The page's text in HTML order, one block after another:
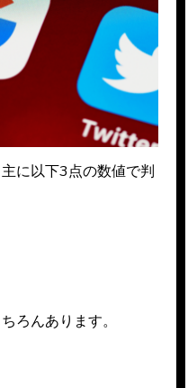
に以下3点の数値で判
ろんあります。